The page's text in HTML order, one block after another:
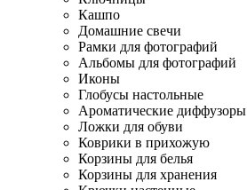
Кашпо
Домашние свечи
Рамки для фотографий
Альбомы для фотографий
Иконы
Глобусы настольные
Ароматические диффузоры
Ложки для обуви
Коврики в прихожую
Корзины для белья
Корзины для хранения